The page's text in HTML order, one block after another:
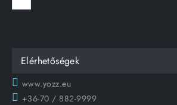
Elérhetőségek
www.yozz.eu
+36-70 / 882-9999